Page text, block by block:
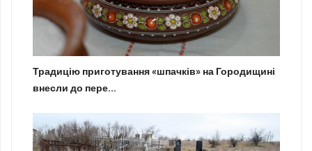
Традицію приготування «шпачків» на Городищині
внесли до пере...